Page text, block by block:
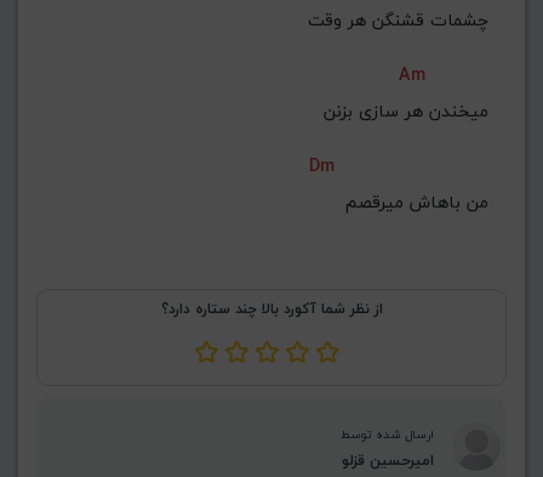
چشمات قشنگن هر وقت
Am
میخندن هر سازی بزنن
Dm
من باهاش میرقصم
از نظر شما آکورد بالا چند ستاره دارد؟
ارسال شده توسط
امیرحسین قزلو